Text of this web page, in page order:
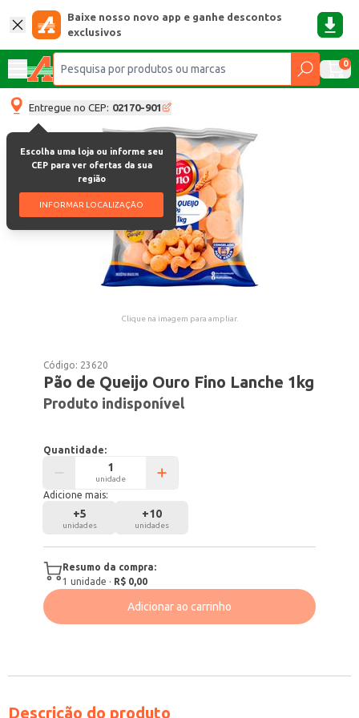
Baixe nosso novo app e ganhe descontos
exclusivos
0
Entregue no CEP: 02170-901
Escolha uma loja ou informe seu
CEP para ver ofertas da sua
região
INFORMAR LOCALIZAÇÃO
Clique na imagem para ampliar.
Código: 23620
Pão de Queijo Ouro Fino Lanche 1kg
Produto indisponível
Quantidade:
unidade
Adicione mais:
+5
unidades
+10
unidades
Resumo da compra:
1 unidade · R$ 0,00
Adicionar ao carrinho
Descrição do produto